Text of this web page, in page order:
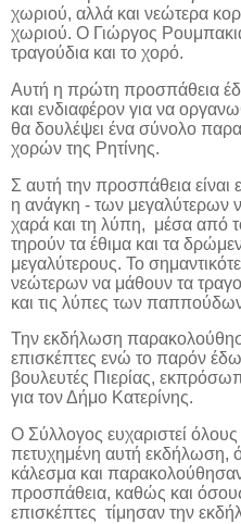
χωριού, αλλά και νεώτερα
χωριού. Ο Γιώργος
τραγούδια και το χορό.
Αυτή η πρώτη προσπάθεια
και ενδιαφέρον για να
θα δουλέψει ένα σύνολο
χορών της Ρητίνης.
Σ αυτή την προσπάθεια είναι
η ανάγκη - των μεγαλύτερων
χαρά και τη λύπη, μέσα από
τηρούν τα έθιμα και τα
μεγαλύτερους. Το
νεώτερων να μάθουν τα
και τις λύπες των
Την εκδήλωση
επισκέπτες ενώ το παρόν
βουλευτές Πιερίας,
για τον Δήμο Κατερίνης.
Ο Σύλλογος ευχαριστεί
πετυχημένη αυτή εκδήλωση,
κάλεσμα και
προσπάθεια, καθώς και
επισκέπτες τίμησαν την